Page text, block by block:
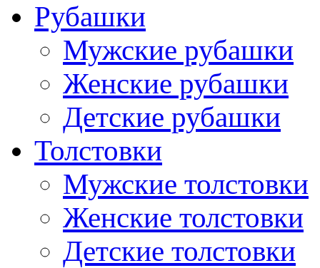
Рубашки
Мужские рубашки
Женские рубашки
Детские рубашки
Толстовки
Мужские толстовки
Женские толстовки
Детские толстовки